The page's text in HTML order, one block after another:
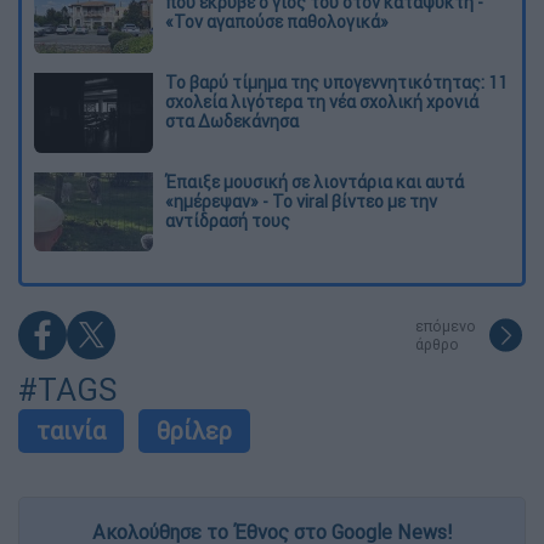
«Τον αγαπούσε παθολογικά»
Το βαρύ τίμημα της υπογεννητικότητας: 11
σχολεία λιγότερα τη νέα σχολική χρονιά
στα Δωδεκάνησα
Έπαιξε μουσική σε λιοντάρια και αυτά
«ημέρεψαν» - Το viral βίντεο με την
αντίδρασή τους
επόμενο
άρθρο
#TAGS
ταινία θρίλερ
Ακολούθησε το Έθνος στο Google News!